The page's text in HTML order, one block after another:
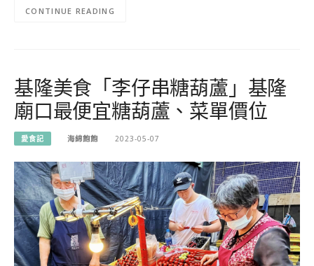
CONTINUE READING
基隆美食「李仔串糖葫蘆」基隆
廟口最便宜糖葫蘆、菜單價位
愛食記 海綿飽飽 2023-05-07